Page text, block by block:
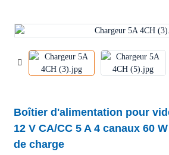
Boîtier d'alimentation pour
12 V CA/CC 5 A 4 canaux 60
de charge